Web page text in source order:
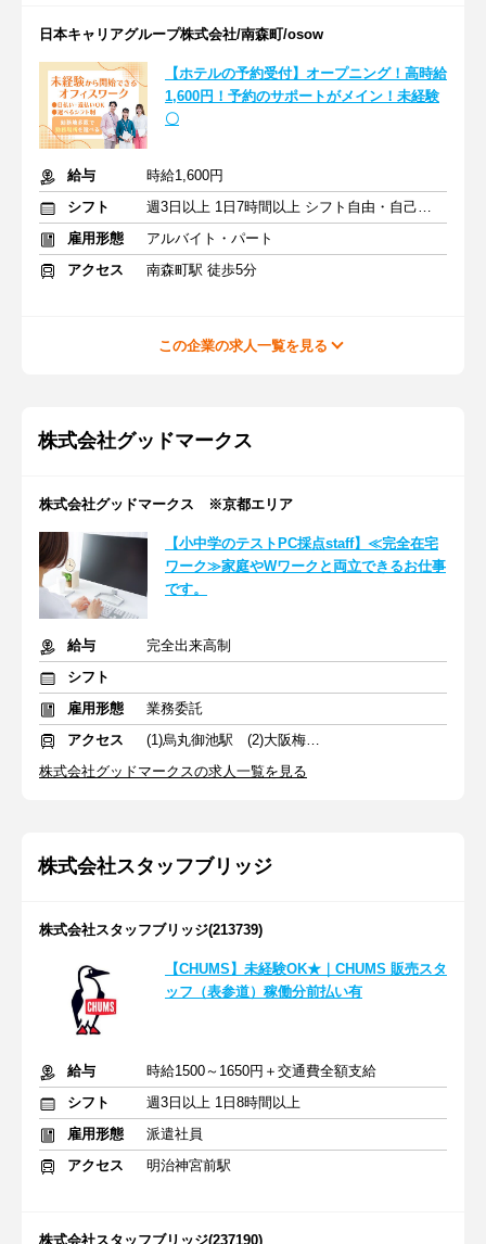
日本キャリアグループ株式会社/南森町/osow
【ホテルの予約受付】オープニング！高時給
1,600円！予約のサポートがメイン！未経験
〇
給与
時給1,600円
シフト
週3日以上 1日7時間以上 シフト自由・自己申告
雇用形態
アルバイト・パート
アクセス
南森町駅 徒歩5分
この企業の求人一覧を見る
株式会社グッドマークス
株式会社グッドマークス ※京都エリア
【小中学のテストPC採点staff】≪完全在宅
ワーク≫家庭やWワークと両立できるお仕事
です。
給与
完全出来高制
シフト
雇用形態
業務委託
アクセス
(1)烏丸御池駅 (2)大阪梅田駅
株式会社グッドマークスの求人一覧を見る
株式会社スタッフブリッジ
株式会社スタッフブリッジ(213739)
【CHUMS】未経験OK★｜CHUMS 販売スタ
ッフ（表参道）稼働分前払い有
給与
時給1500～1650円＋交通費全額支給
シフト
週3日以上 1日8時間以上
雇用形態
派遣社員
アクセス
明治神宮前駅
株式会社スタッフブリッジ(237190)